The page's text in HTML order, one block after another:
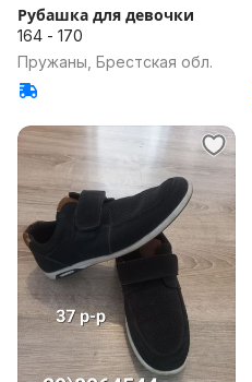
Рубашка для девочки
164 - 170
Пружаны, Брестская обл.